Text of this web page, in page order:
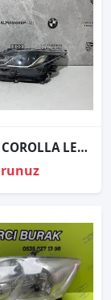
TOYOTA COROLLA LEDLİ SOL FAR